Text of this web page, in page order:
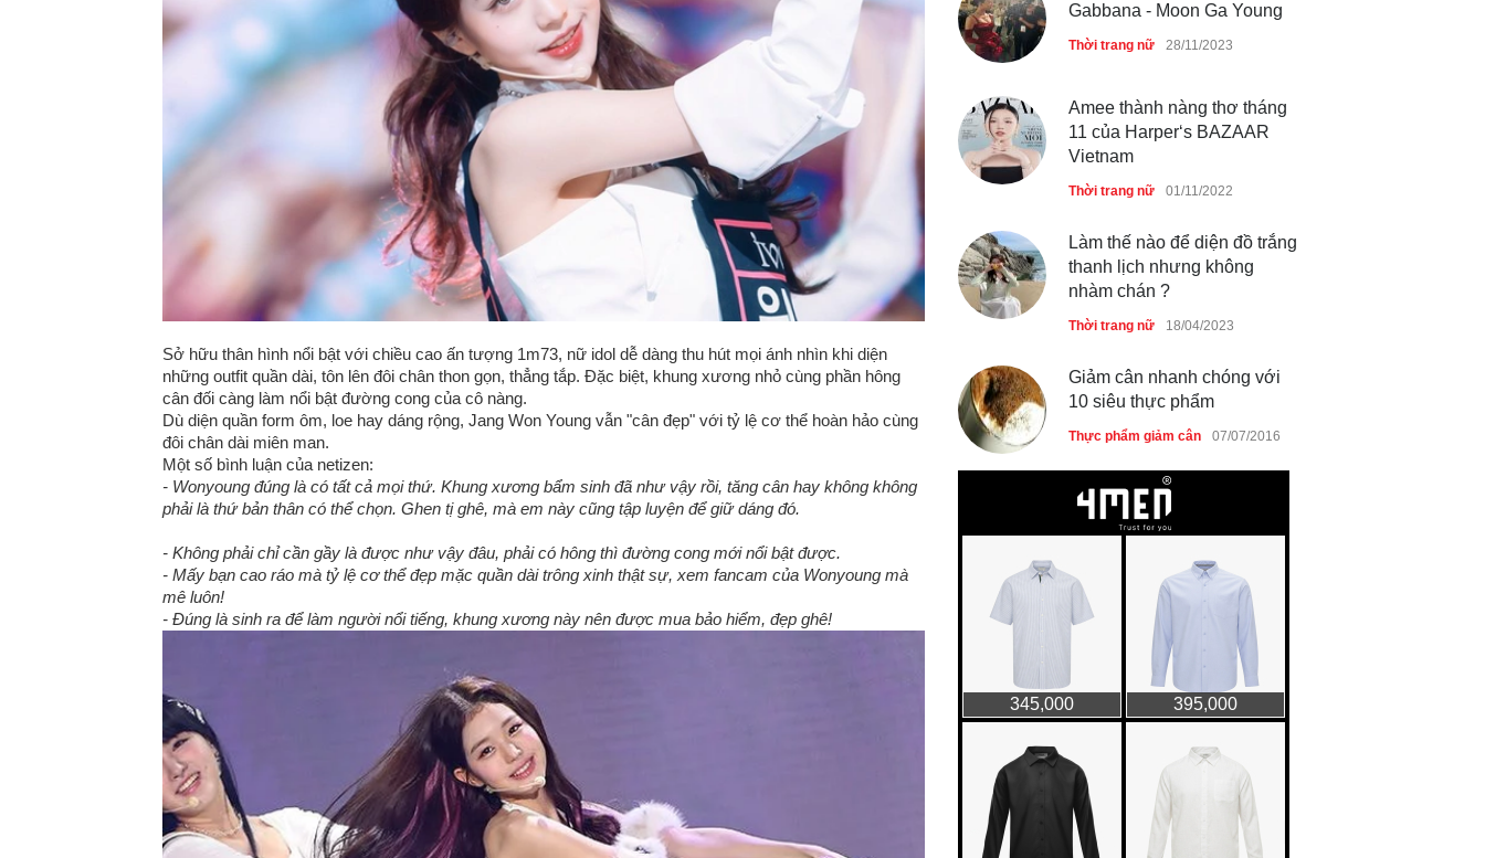
Sở hữu thân hình nổi bật với chiều cao ấn tượng 1m73, nữ idol dễ dàng thu hút mọi ánh nhìn khi diện
những outfit quần dài, tôn lên đôi chân thon gọn, thẳng tắp. Đặc biệt, khung xương nhỏ cùng phần hông
cân đối càng làm nổi bật đường cong của cô nàng.
Dù diện quần form ôm, loe hay dáng rộng, Jang Won Young vẫn "cân đẹp" với tỷ lệ cơ thể hoàn hảo cùng
đôi chân dài miên man.
Một số bình luận của netizen:
- Wonyoung đúng là có tất cả mọi thứ. Khung xương bẩm sinh đã như vậy rồi, tăng cân hay không không
phải là thứ bản thân có thể chọn. Ghen tị ghê, mà em này cũng tập luyện để giữ dáng đó.
- Không phải chỉ cần gầy là được như vậy đâu, phải có hông thì đường cong mới nổi bật được.
- Mấy bạn cao ráo mà tỷ lệ cơ thể đẹp mặc quần dài trông xinh thật sự, xem fancam của Wonyoung mà
mê luôn!
- Đúng là sinh ra để làm người nổi tiếng, khung xương này nên được mua bảo hiểm, đẹp ghê!
Gabbana - Moon Ga Young
Thời trang nữ 28/11/2023
Amee thành nàng thơ tháng
11 của Harper‘s BAZAAR
Vietnam
Thời trang nữ 01/11/2022
Làm thế nào để diện đồ trắng
thanh lịch nhưng không
nhàm chán ?
Thời trang nữ 18/04/2023
Giảm cân nhanh chóng với
10 siêu thực phẩm
Thực phẩm giảm cân 07/07/2016